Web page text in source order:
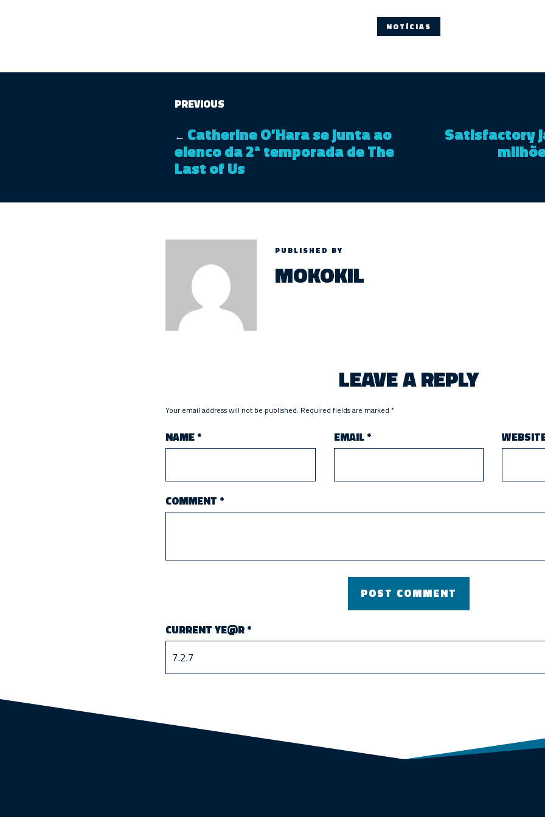
NOTÍCIAS
PREVIOUS
← Catherine O’Hara se junta ao
elenco da 2ª temporada de The
Last of Us
Satisfactory
PUBLISHED BY
MOKOKIL
LEAVE A REPLY
Your email address will not be published. Required fields are marked *
NAME* EMAIL*
COMMENT *
CURRENT YE@R*